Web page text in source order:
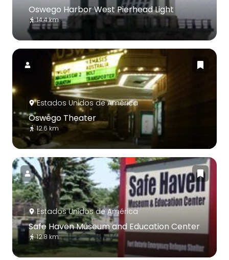
Oswego Harbor West Pierhead Light
14.4 km
Estados Unidos de América
Oswego Theater
12.6 km
Estados Unidos de América
Safe Haven Museum and Education Center
12.8 km